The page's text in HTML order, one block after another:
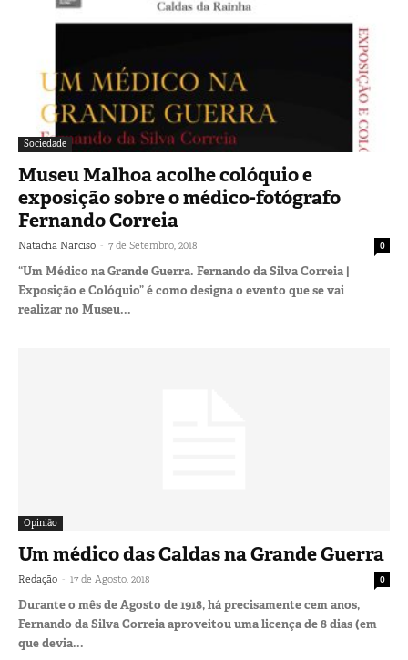
Sociedade
Museu Malhoa acolhe colóquio e
exposição sobre o médico-fotógrafo
Fernando Correia
Natacha Narciso - 7 de Setembro, 2018 0
“Um Médico na Grande Guerra. Fernando da Silva Correia |
Exposição e Colóquio” é como designa o evento que se vai
realizar no Museu...
Opinião
Um médico das Caldas na Grande Guerra
Redação - 17 de Agosto, 2018 0
Durante o mês de Agosto de 1918, há precisamente cem anos,
Fernando da Silva Correia aproveitou uma licença de 8 dias (em
que devia...